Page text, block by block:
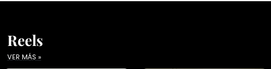
Reels
VER MÁS »